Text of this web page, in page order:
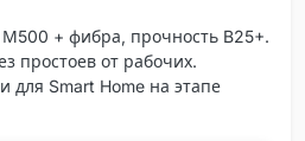
М500 + фибра, прочность B25+.
простоев от рабочих.
для Smart Home на этапе